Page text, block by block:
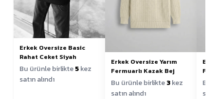
Erkek Oversize Basic
Rahat Ceket Siyah
Bu ürünle birlikte5kez
satın alındı
Erkek Oversize Yarım
Fermuarlı Kazak Bej
Bu ürünle birlikte3kez
satın alındı
Bu